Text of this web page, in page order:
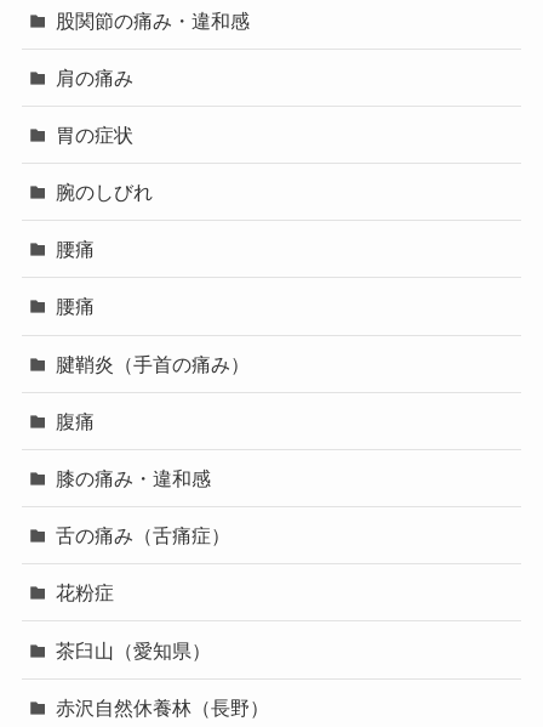
股関節の痛み・違和感
肩の痛み
胃の症状
腕のしびれ
腰痛
腰痛
腱鞘炎（手首の痛み）
腹痛
膝の痛み・違和感
舌の痛み（舌痛症）
花粉症
茶臼山（愛知県）
赤沢自然休養林（長野）